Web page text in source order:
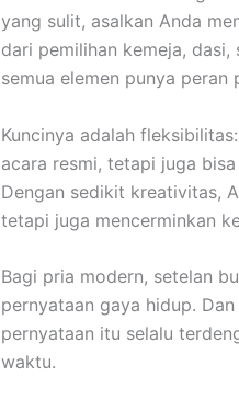
yang sulit, asalkan Anda
dari pemilihan kemeja,
semua elemen punya
Kuncinya adalah
acara resmi, tetapi juga
Dengan sedikit kreativitas,
tetapi juga mencerminkan
Bagi pria modern, setelan
pernyataan gaya hidup.
pernyataan itu selalu
waktu.